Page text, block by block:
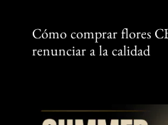
Cómo comprar flores
renunciar a la calidad